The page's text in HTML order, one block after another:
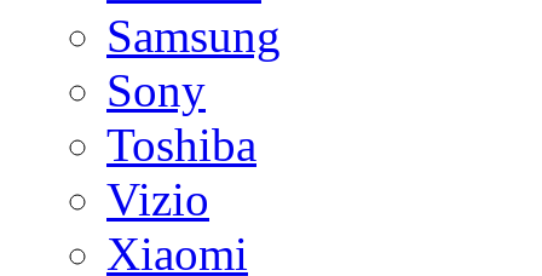
Samsung
Sony
Toshiba
Vizio
Xiaomi